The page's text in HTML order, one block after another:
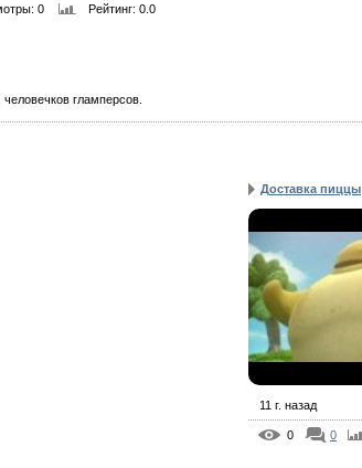
: 0 Рейтинг: 0.0
гламперсов.
Доставка пиццы
11 г. назад
0 0